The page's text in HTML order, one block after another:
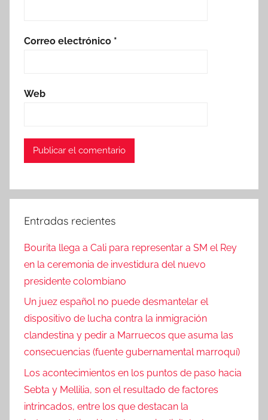
Correo electrónico *
Web
Entradas recientes
Bourita llega a Cali para representar a SM el Rey
en la ceremonia de investidura del nuevo
presidente colombiano
Un juez español no puede desmantelar el
dispositivo de lucha contra la inmigración
clandestina y pedir a Marruecos que asuma las
consecuencias (fuente gubernamental marroquí)
Los acontecimientos en los puntos de paso hacia
Sebta y Mellilia, son el resultado de factores
intrincados, entre los que destacan la